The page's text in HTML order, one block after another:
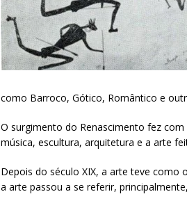
como Barroco, Gótico, Romântico e
O surgimento do Renascimento fez
música, escultura, arquitetura e a arte
Depois do século XIX, a arte teve como
a arte passou a se referir,